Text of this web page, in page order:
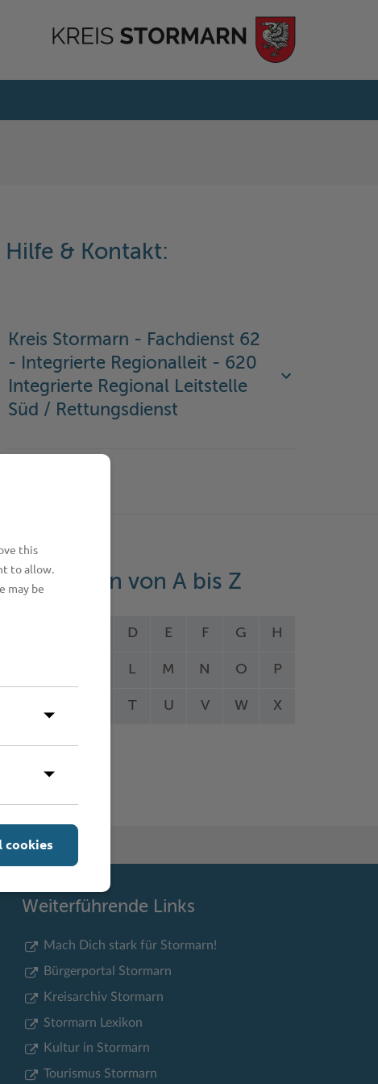
Hilfe & Kontakt:
Kreis Stormarn - Fachdienst 62
- Integrierte Regionalleit - 620
Integrierte Regional Leitstelle
Süd / Rettungsdienst
Leistungen von A bis Z
D E F G H
L M N O P
T U V W X
Y Z
Weiterführende Links
Mach Dich stark für Stormarn!
Bürgerportal Stormarn
Kreisarchiv Stormarn
Stormarn Lexikon
Kultur in Stormarn
Tourismus Stormarn
this
to allow.
may be
cookies